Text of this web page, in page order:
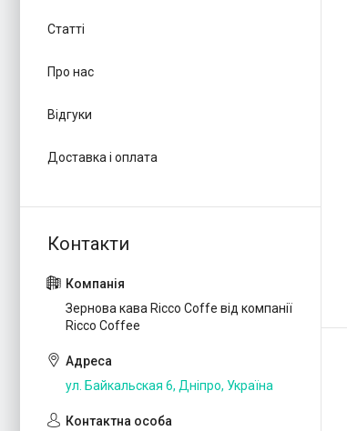
Статті
Про нас
Відгуки
Доставка і оплата
Зернова кава Ricco Coffe від компанії
Ricco Coffee
ул. Байкальская 6, Дніпро, Україна